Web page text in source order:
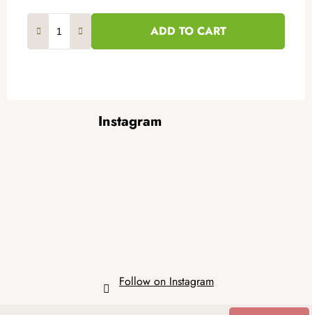
ADD TO CART
Instagram
Follow on Instagram